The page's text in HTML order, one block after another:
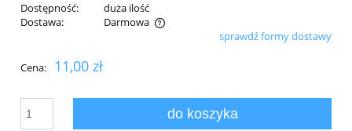
Dostępność:
duża ilość
Dostawa:
Darmowa
Cena nie zawiera ewentualnych kosztów płatnościsprawdź formy dostawy
Cena: 11,00 zł
do koszyka